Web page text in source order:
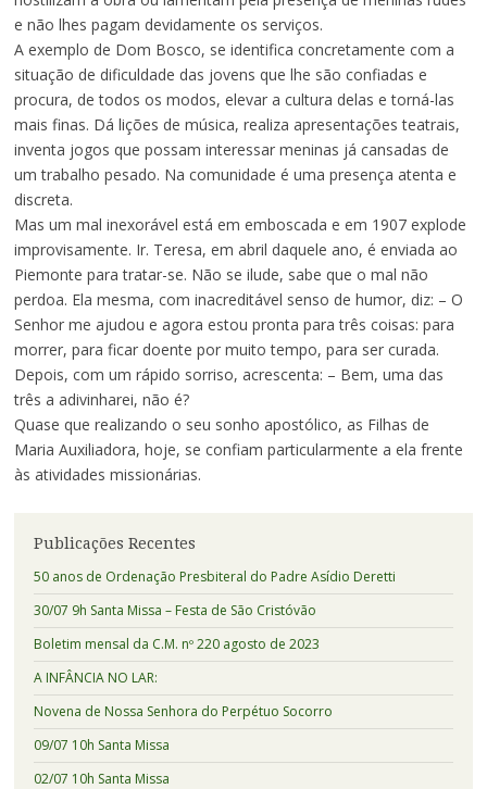
e não lhes pagam devidamente os serviços.
A exemplo de Dom Bosco, se identifica concretamente com a
situação de dificuldade das jovens que lhe são confiadas e
procura, de todos os modos, elevar a cultura delas e torná-las
mais finas. Dá lições de música, realiza apresentações teatrais,
inventa jogos que possam interessar meninas já cansadas de
um trabalho pesado. Na comunidade é uma presença atenta e
discreta.
Mas um mal inexorável está em emboscada e em 1907 explode
improvisamente. Ir. Teresa, em abril daquele ano, é enviada ao
Piemonte para tratar-se. Não se ilude, sabe que o mal não
perdoa. Ela mesma, com inacreditável senso de humor, diz: – O
Senhor me ajudou e agora estou pronta para três coisas: para
morrer, para ficar doente por muito tempo, para ser curada.
Depois, com um rápido sorriso, acrescenta: – Bem, uma das
três a adivinharei, não é?
Quase que realizando o seu sonho apostólico, as Filhas de
Maria Auxiliadora, hoje, se confiam particularmente a ela frente
às atividades missionárias.
Publicações Recentes
50 anos de Ordenação Presbiteral do Padre Asídio Deretti
30/07 9h Santa Missa – Festa de São Cristóvão
Boletim mensal da C.M. nº 220 agosto de 2023
A INFÂNCIA NO LAR:
Novena de Nossa Senhora do Perpétuo Socorro
09/07 10h Santa Missa
02/07 10h Santa Missa